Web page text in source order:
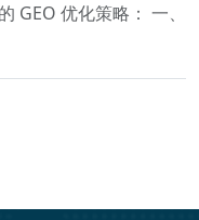
GEO 优化策略： 一、